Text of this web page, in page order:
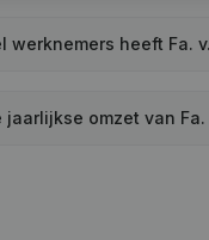
werknemers heeft Fa.
jaarlijkse omzet van